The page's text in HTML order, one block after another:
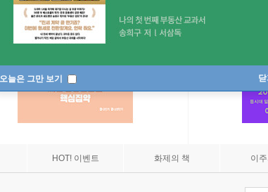
오늘은 그만 보기 닫
HOT! 이벤트 화제의 책 이